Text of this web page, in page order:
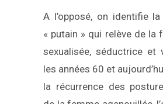
A l’opposé, on identifie
« putain » qui relève de la
sexualisée, séductrice et
les années 60 et
la récurrence des